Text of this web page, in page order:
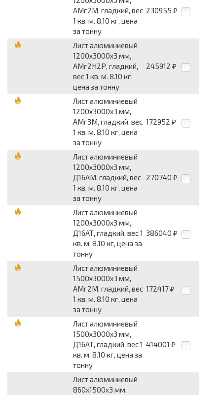
АМг2М, гладкий, вес
1 кв. м. 8.10 кг, цена
за тонну
230955 ₽
Лист алюминиевый
1200x3000x3 мм,
АМг2Н2Р, гладкий,
вес 1 кв. м. 8.10 кг,
цена за тонну
245912 ₽
Лист алюминиевый
1200x3000x3 мм,
АМг3М, гладкий, вес
1 кв. м. 8.10 кг, цена
за тонну
172952 ₽
Лист алюминиевый
1200x3000x3 мм,
Д16АМ, гладкий, вес
1 кв. м. 8.10 кг, цена
за тонну
270740 ₽
Лист алюминиевый
1200x3000x3 мм,
Д16АТ, гладкий, вес 1
кв. м. 8.10 кг, цена за
тонну
386040 ₽
Лист алюминиевый
1500x3000x3 мм,
АМг2М, гладкий, вес
1 кв. м. 8.10 кг, цена
за тонну
172417 ₽
Лист алюминиевый
1500x3000x3 мм,
Д16АТ, гладкий, вес 1
кв. м. 8.10 кг, цена за
тонну
414001 ₽
Лист алюминиевый
860x1500x3 мм,